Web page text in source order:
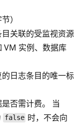
）
关联的受监视资源
VM 实例、数据库
日志条目的唯一标
否需计费。 当
false 时，不会向